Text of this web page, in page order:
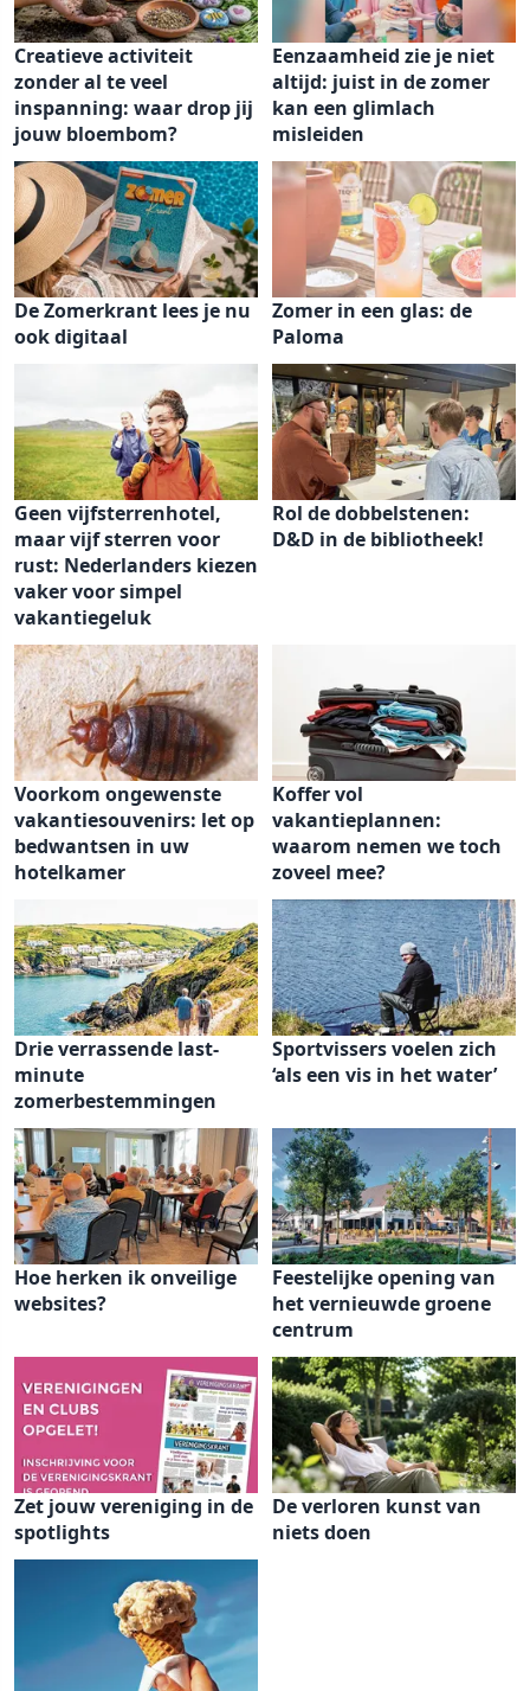
Creatieve activiteit
zonder al te veel
inspanning: waar drop jij
jouw bloembom?
Eenzaamheid zie je niet
altijd: juist in de zomer
kan een glimlach
misleiden
De Zomerkrant lees je nu
ook digitaal
Zomer in een glas: de
Paloma
Geen vijfsterrenhotel,
maar vijf sterren voor
rust: Nederlanders kiezen
vaker voor simpel
vakantiegeluk
Rol de dobbelstenen:
D&D in de bibliotheek!
Voorkom ongewenste
vakantiesouvenirs: let op
bedwantsen in uw
hotelkamer
Koffer vol
vakantieplannen:
waarom nemen we toch
zoveel mee?
Drie verrassende last-
minute
zomerbestemmingen
Sportvissers voelen zich
‘als een vis in het water’
Hoe herken ik onveilige
websites?
Feestelijke opening van
het vernieuwde groene
centrum
Zet jouw vereniging in de
spotlights
De verloren kunst van
niets doen